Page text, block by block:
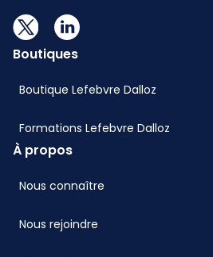
Boutiques
Boutique Lefebvre Dalloz
Formations Lefebvre Dalloz
À propos
Nous connaître
Nous rejoindre